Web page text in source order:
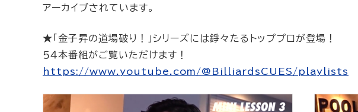
アーカイブされています。
★「金子昇の道場破り！」シリーズには錚々たるトッププロが登場！
５４本番組がご覧いただけます！
https://www.youtube.com/@BilliardsCUES/playlists